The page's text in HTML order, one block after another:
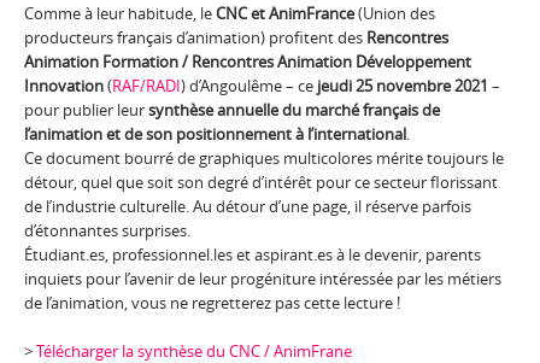
Comme à leur habitude, leCNC et AnimFrance(Union des
producteurs français d’animation) profitent des Rencontres
Animation Formation / Rencontres Animation Développement
Innovation(RAF/RADI) d’Angoulême – ce jeudi 25 novembre 2021 –
pour publier leursynthèse annuelle du marché français de
l’animation et de son positionnement à l’international.
Ce document bourré de graphiques multicolores mérite toujours le
détour, quel que soit son degré d’intérêt pour ce secteur florissant
de l’industrie culturelle. Au détour d’une page, il réserve parfois
d’étonnantes surprises.
Étudiant.es, professionnel.les et aspirant.es à le devenir, parents
inquiets pour l’avenir de leur progéniture intéressée par les métiers
de l’animation, vous ne regretterez pas cette lecture !
>Télécharger la synthèse du CNC / AnimFrane